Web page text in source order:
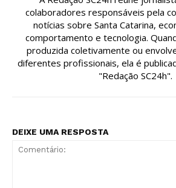
colaboradores responsáveis pela
notícias sobre Santa Catarina,
comportamento e tecnologia.
produzida coletivamente ou
diferentes profissionais, ela é
"Redação SC24h".
DEIXE UMA RESPOSTA